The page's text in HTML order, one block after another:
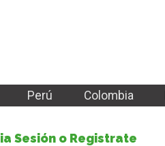
Perú Colombia
Sesión o Registrate